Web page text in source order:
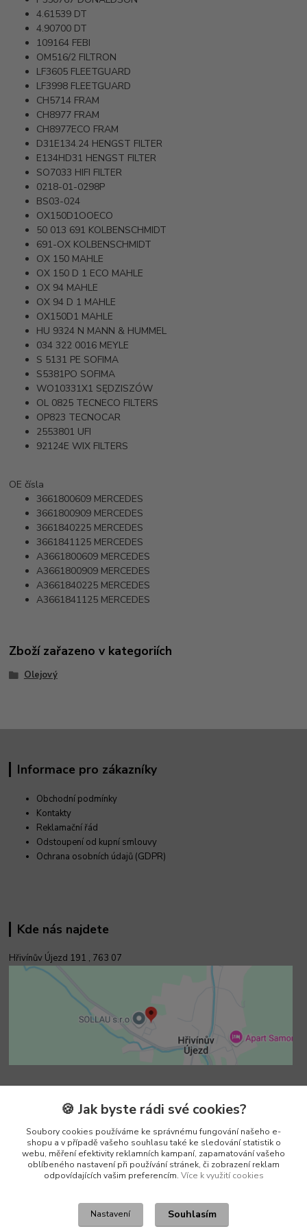
4.61539 DT
4.90700 DT
109164 FEBI
OM516/2 FILTRON
LF3605 FLEETGUARD
LF3998 FLEETGUARD
CH5714 FRAM
CH8977 FRAM
CH8977ECO FRAM
D31E134.24 HENGST FILTER
E134HD31 HENGST FILTER
SO7033 HIFI FILTER
0218-01-0298P
BS03-024
OX150D1OOECO
50 013 691 KOLBENSCHMIDT
691-OX KOLBENSCHMIDT
OX 150 MAHLE
OX 150 D 1 ECO MAHLE
OX 94 MAHLE
OX 94 D 1 MAHLE
OX150D1 MAHLE
HU 9324 N MANN & HUMMEL
034 322 0016 MEYLE
S 5131 PE SOFIMA
S5381PO SOFIMA
WO10331X1 SĘDZISZÓW
OL 0825 TECNECO FILTERS
OP823 TECNOCAR
2553801 UFI
92124E WIX FILTERS
OE čísla
3661800609 MERCEDES
3661800909 MERCEDES
3661840225 MERCEDES
3661841125 MERCEDES
A3661800609 MERCEDES
A3661800909 MERCEDES
A3661840225 MERCEDES
A3661841125 MERCEDES
Zboží zařazeno v kategoriích
Olejový
Informace pro zákazníky
Obchodní podmínky
Kontakty
Reklamační řád
Odstoupení od kupní smlouvy
Ochrana osobních údajů (GDPR)
Kde nás najdete
Hřivínův Újezd 191 , 763 07
Kontakty
Vedoucí e-shopu
+420 602 552 766
(Po-Pá, 6:30-15 hod.)
🍪 Jak byste rádi své cookies?
Soubory cookies používáme ke správnému fungování našeho e-
shopu a v případě vašeho souhlasu také ke sledování statistik o
webu, měření efektivity reklamních kampaní, zapamatování vašeho
oblíbeného nastavení při používání stránek, či zobrazení reklam
odpovídajících vašim preferencím. Více k využití cookies
Nastavení Souhlasím